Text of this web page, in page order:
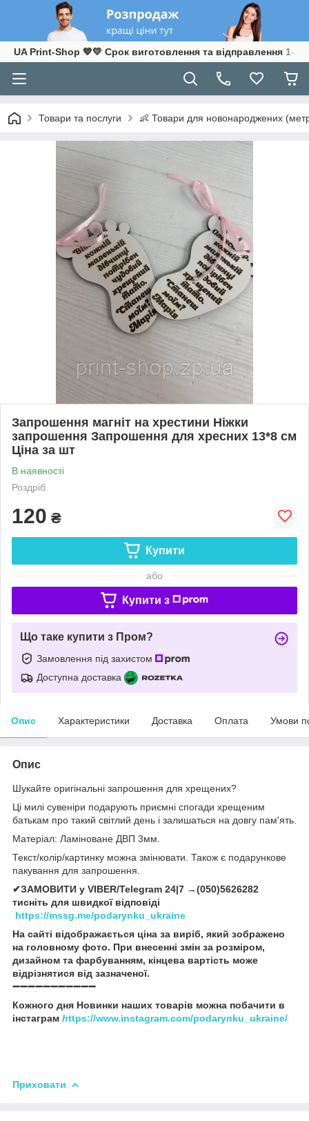
UA Print-Shop ​💙💛 Срок виготовлення та відправлення 1-3
Товари та послуги 👶 Товари для новонароджених
Запрошення магніт на хрестини Ніжки
запрошення Запрошення для хресних 13*8 см
Ціна за шт
В наявності
Роздріб
120 ₴
Купити
або
Купити з
Що таке купити з Пром?
Замовлення під захистом
Доступна доставка
Опис Характеристики Доставка Оплата Умови
Опис
Шукайте оригінальні запрошення для хрещених?
Ці милі сувеніри подарують приємні спогади хрещеним
батькам про такий світлий день і залишаться на довгу пам'ять.
Матеріал: Ламіноване ДВП 3мм.
Текст/колір/картинку можна змінювати. Також є подарункове
пакування для запрошення.
✔ЗАМОВИТИ у VIBER/Telegram 24|7 →(050)5626282
тисніть для швидкої відповіді
https://mssg.me/podarynku_ukraine
На сайті відображається ціна за виріб, який зображено
на головному фото. При внесенні змін за розміром,
дизайном та фарбуванням, кінцева вартість може
відрізнятися від зазначеної.
➖➖➖➖➖➖➖➖➖➖➖
Кожного дня Новинки наших товарів можна побачити в
інстаграм https://www.instagram.com/podarynku_ukraine/
Приховати